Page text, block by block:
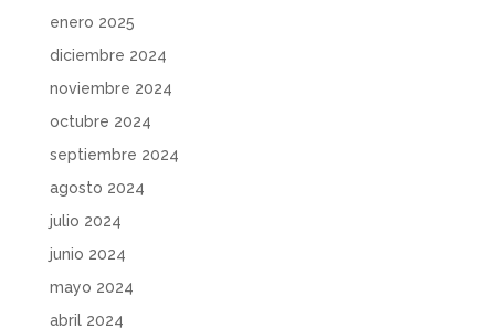
enero 2025
diciembre 2024
noviembre 2024
octubre 2024
septiembre 2024
agosto 2024
julio 2024
junio 2024
mayo 2024
abril 2024